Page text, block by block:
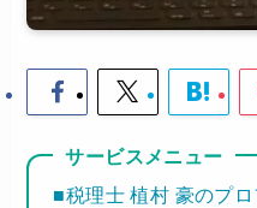
サービスメニュー
■税理士 植村 豪のプ